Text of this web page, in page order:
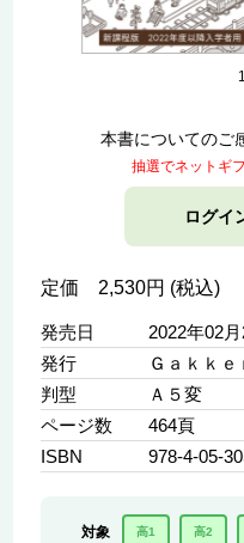
1
本書についてのご
抽選でネットギ
ログイ
定価 2,530円 (税込)
発売日
2022年02
発行
Ｇａｋｋｅ
判型
Ａ５変
ページ数
464頁
ISBN
978-4-05-
対象 高1 高2